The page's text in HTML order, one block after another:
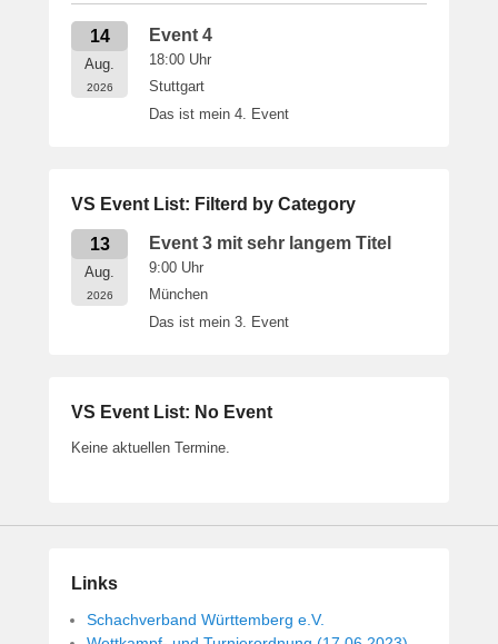
14
Aug.
2026
Event 4
18:00 Uhr
Stuttgart
Das ist mein 4. Event
VS Event List: Filterd by Category
13
Aug.
2026
Event 3 mit sehr langem Titel
9:00 Uhr
München
Das ist mein 3. Event
VS Event List: No Event
Keine aktuellen Termine.
Links
Schachverband Württemberg e.V.